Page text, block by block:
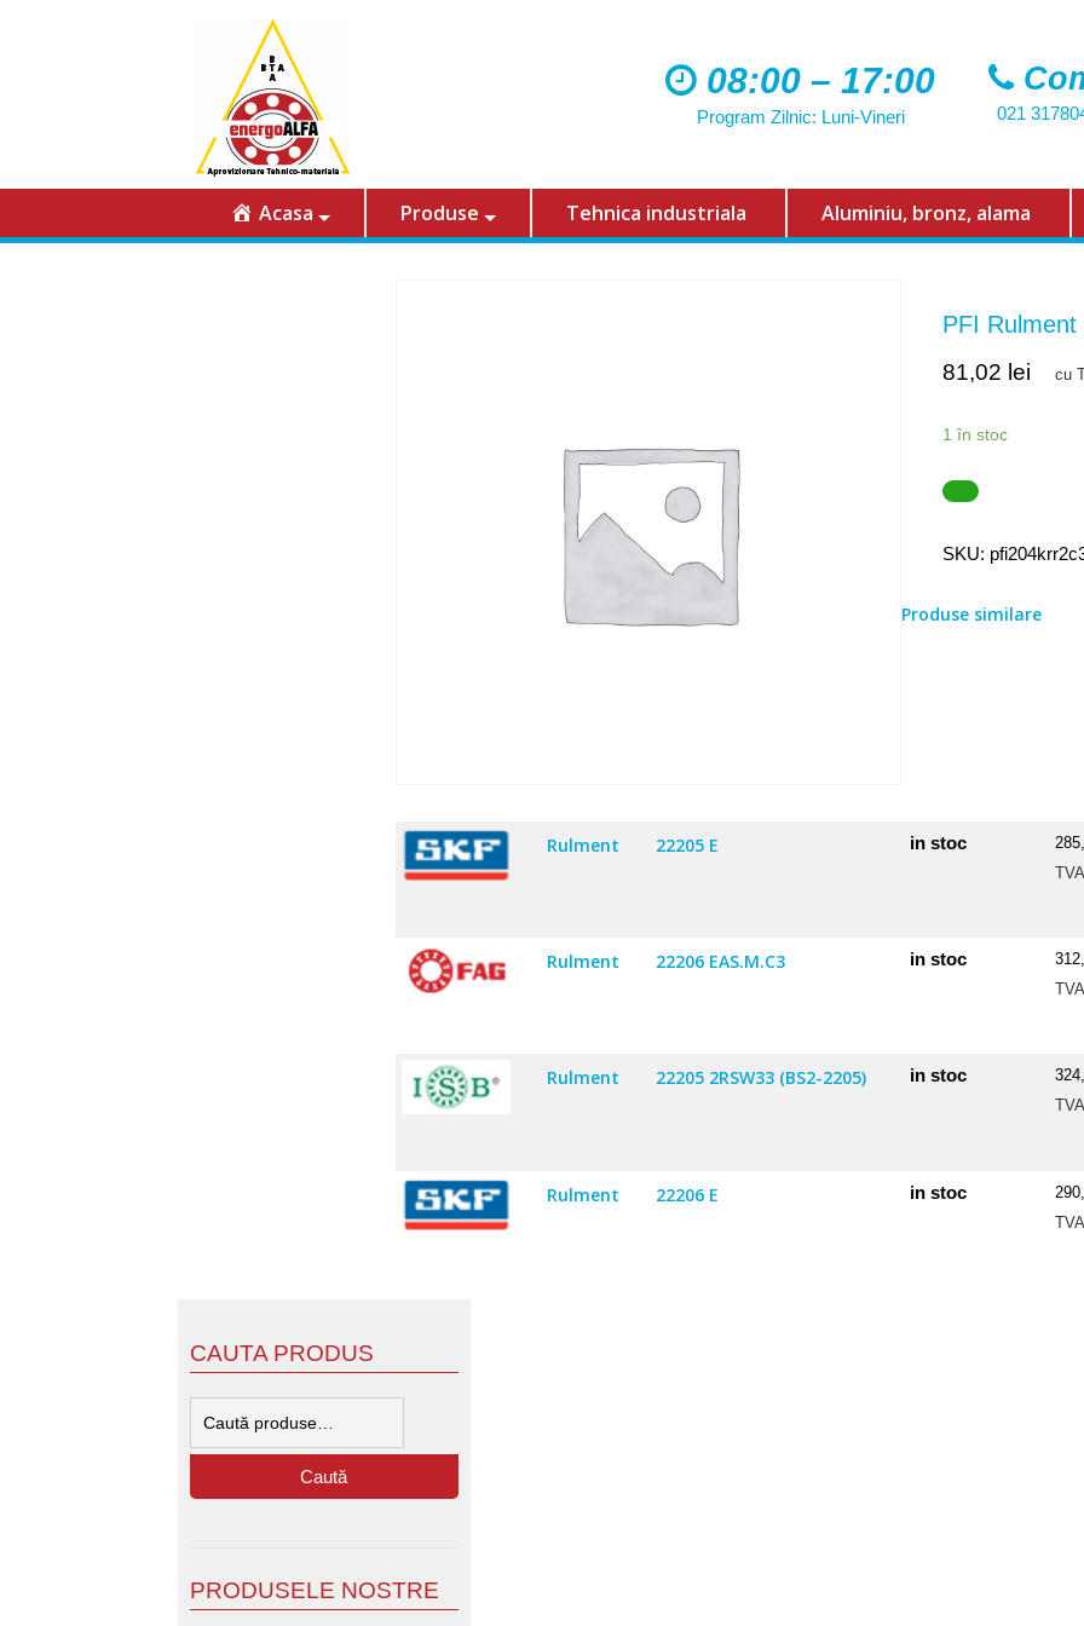
08:00 – 17:00
Program Zilnic: Luni-Vineri 021
Acasa Produse Tehnica industriala Aluminiu, bronz, alama
PFI
81,02 lei cu
1 în stoc
SKU:
Produse similare
Rulment 22205 E in stoc
TVA
Rulment 22206 EAS.M.C3 in stoc
TVA
Rulment 22205 2RSW33 (BS2-2205) in stoc
TVA
Rulment 22206 E in stoc
TVA
CAUTA PRODUS
Caută
PRODUSELE NOSTRE